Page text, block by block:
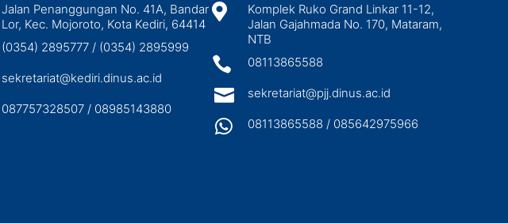
Jalan Penanggungan No. 41A, Bandar
Lor, Kec. Mojoroto, Kota Kediri, 64414
(0354) 2895777 / (0354) 2895999
sekretariat@kediri.dinus.ac.id
087757328507 / 08985143880

Komplek Ruko Grand Linkar 11-12,
Jalan Gajahmada No. 170, Mataram,
NTB
 08113865588
 sekretariat@pjj.dinus.ac.id
 08113865588 / 085642975966